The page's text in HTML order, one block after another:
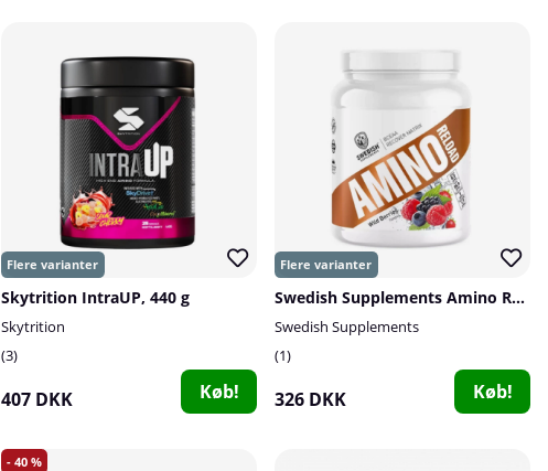
Skytrition IntraUP, 440 g
Skytrition
3
407 DKK Køb!
Swedish Supplements Amino Reload, 1 kg
Swedish Supplements
1
326 DKK Køb!
40